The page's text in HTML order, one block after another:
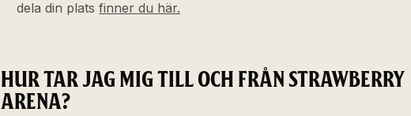
dela din plats finner du här.
HUR TAR JAG MIG TILL OCH FRÅN STRAWBERRY
ARENA?